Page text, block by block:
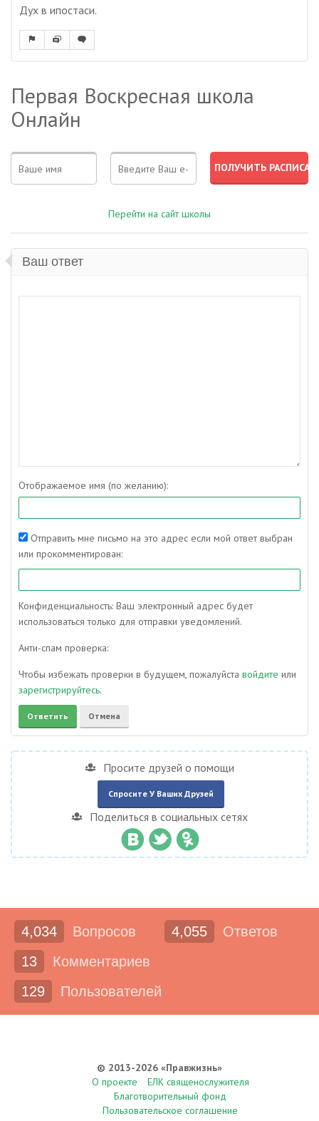
Дух в ипостаси.
Первая Воскресная школа
Онлайн
Перейти на сайт школы
Ваш ответ
Отображаемое имя (по желанию):
Отправить мне письмо на это адрес если мой ответ выбран
или прокомментирован:
Конфиденциальность: Ваш электронный адрес будет
использоваться только для отправки уведомлений.
Анти-спам проверка:
Чтобы избежать проверки в будущем, пожалуйста войдите или
зарегистрируйтесь.
Просите друзей о помощи
Спросите У Ваших Друзей
Поделиться в социальных сетях
4,034 Вопросов 4,055
Ответов
13
Комментариев
129
Пользователей
© 2013-2026 «Правжизнь»
О проекте
ЕЛК священослужителя
Благотворительный фонд
Пользовательское соглашение